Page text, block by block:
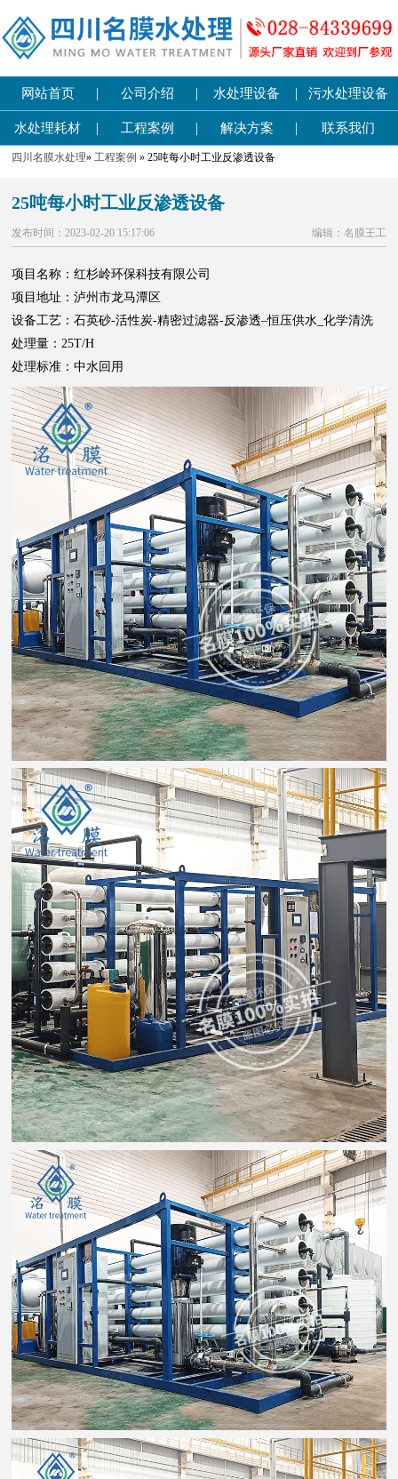
网站首页 | 公司介绍 | 水处理设备 | 污水处理设备
水处理耗材 | 工程案例 | 解决方案 | 联系我们
四川名膜水处理»工程案例 » 25吨每小时工业反渗透设备
25吨每小时工业反渗透设备
发布时间：2023-02-20 15:17:06 编辑：名膜王工
项目名称：红杉岭环保科技有限公司
项目地址：泸州市龙马潭区
设备工艺：石英砂-活性炭-精密过滤器-反渗透–恒压供水_化学清洗
处理量：25T/H
处理标准：中水回用